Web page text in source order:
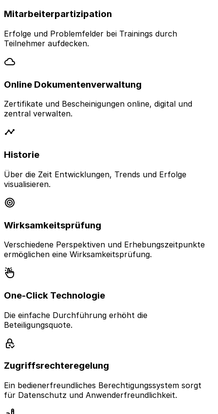
Mitarbeiterpartizipation
Erfolge und Problemfelder bei Trainings durch
Teilnehmer aufdecken.
Online Dokumentenverwaltung
Zertifikate und Bescheinigungen online, digital und
zentral verwalten.
Historie
Über die Zeit Entwicklungen, Trends und Erfolge
visualisieren.
Wirksamkeitsprüfung
Verschiedene Perspektiven und Erhebungszeitpunkte
ermöglichen eine Wirksamkeitsprüfung.
One-Click Technologie
Die einfache Durchführung erhöht die
Beteiligungsquote.
Zugriffsrechteregelung
Ein bedienerfreundliches Berechtigungssystem sorgt
für Datenschutz und Anwenderfreundlichkeit.